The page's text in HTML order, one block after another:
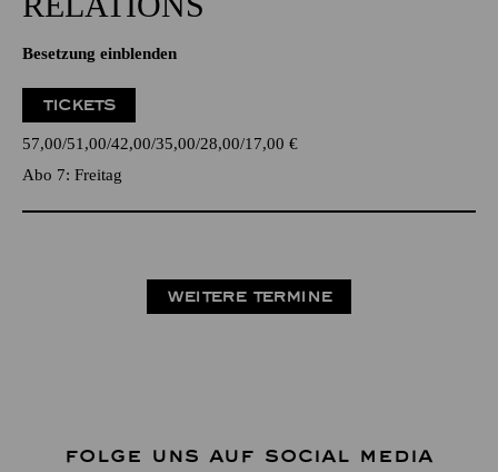
Besetzung einblenden
TICKETS
57,00 51,00 42,00 35,00 28,00 17,00 €
Abo 7: Freitag
WEITERE TERMINE
FOLGE UNS AUF SOCIAL MEDIA